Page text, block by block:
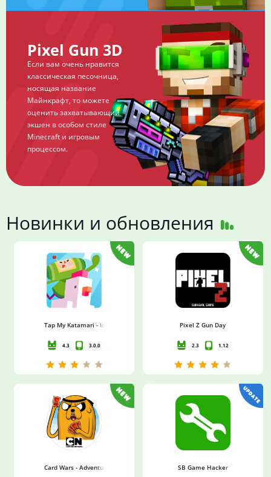
Pixel Gun 3D
Если вам очень нравится
классическая песочница,
носящая название
Майнкрафт, то можете
оценить захватывающий
экшен в особом стиле
Minecraft и игровым
процессом.
Новинки и обновления
Tap My Katamari - Idle Clicker
4.3 3.0.0
Pixel Z Gun Day
2.3 1.12
Card Wars - Adventure Time SB Game Hacker